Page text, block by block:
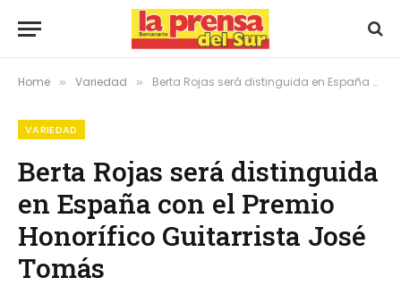
Home » Variedad » Berta Rojas será distinguida en España con el Premio Honorífico Guitarrista José Tomás
VARIEDAD
Berta Rojas será distinguida
en España con el Premio
Honorífico Guitarrista José
Tomás